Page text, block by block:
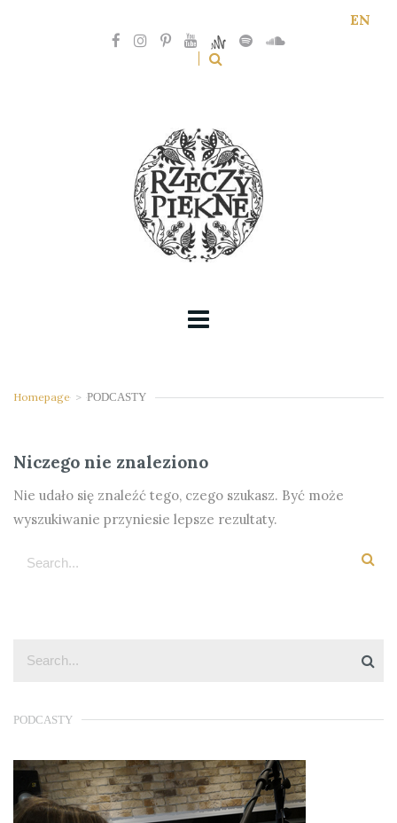
EN
Homepage > PODCASTY
Niczego nie znaleziono
Nie udało się znaleźć tego, czego szukasz. Być może
wyszukiwanie przyniesie lepsze rezultaty.
PODCASTY